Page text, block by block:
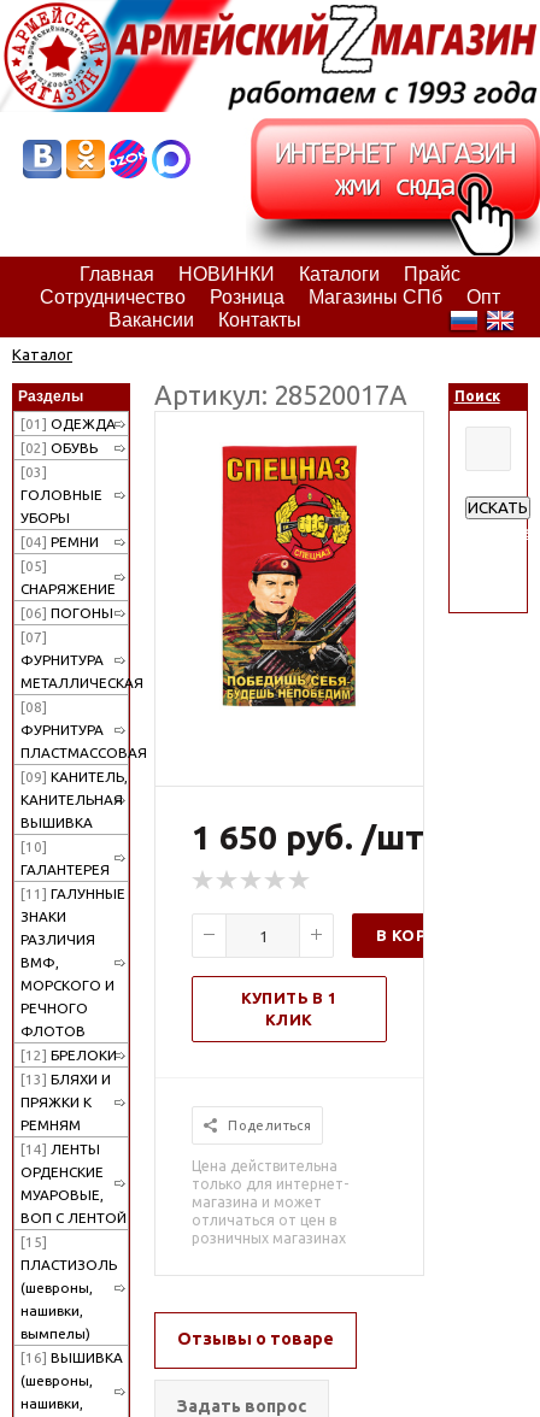
Главная НОВИНКИ Каталоги
Прайс
Сотрудничество
Розница Магазины СПб
Опт
Вакансии
Контакты
Каталог
Разделы
[01] ОДЕЖДА
[02] ОБУВЬ
[03]
ГОЛОВНЫЕ
УБОРЫ
[04] РЕМНИ
[05]
СНАРЯЖЕНИЕ
[06] ПОГОНЫ
[07]
ФУРНИТУРА
МЕТАЛЛИЧЕСКАЯ
[08]
ФУРНИТУРА
ПЛАСТМАССОВАЯ
[09] КАНИТЕЛЬ,
КАНИТЕЛЬНАЯ
ВЫШИВКА
[10]
ГАЛАНТЕРЕЯ
[11] ГАЛУННЫЕ
ЗНАКИ
РАЗЛИЧИЯ
ВМФ,
МОРСКОГО И
РЕЧНОГО
ФЛОТОВ
[12] БРЕЛОКИ
[13] БЛЯХИ И
ПРЯЖКИ К
РЕМНЯМ
[14] ЛЕНТЫ
ОРДЕНСКИЕ
МУАРОВЫЕ,
ВОП С ЛЕНТОЙ
[15]
ПЛАСТИЗОЛЬ
(шевроны,
нашивки,
вымпелы)
[16] ВЫШИВКА
(шевроны,
нашивки,
Артикул: 28520017А
1 650 руб. /шт
В КОРЗИНУ
КУПИТЬ В 1
КЛИК
Поделиться
Цена действительна
только для интернет-
магазина и может
отличаться от цен в
розничных магазинах
Отзывы о товаре
Задать вопрос
Поиск
ИСКАТЬ